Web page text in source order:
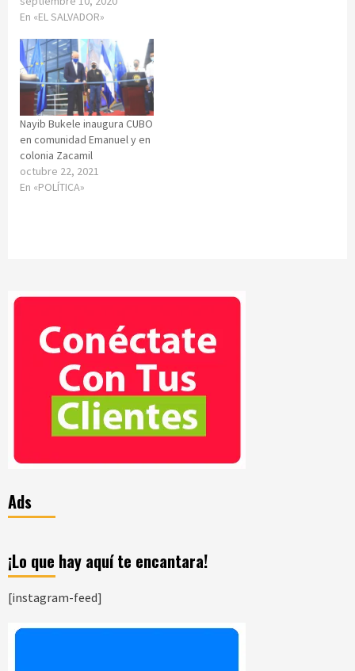
En «EL SALVADOR»
Nayib Bukele inaugura CUBO
en comunidad Emanuel y en
colonia Zacamil
octubre 22, 2021
En «POLÍTICA»
Ads
¡Lo que hay aquí te encantara!
[instagram-feed]